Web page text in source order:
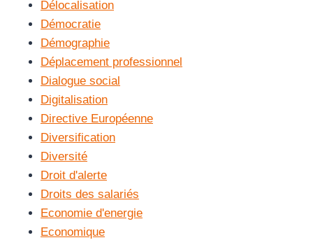
Délocalisation
Démocratie
Démographie
Déplacement professionnel
Dialogue social
Digitalisation
Directive Européenne
Diversification
Diversité
Droit d'alerte
Droits des salariés
Economie d'energie
Economique